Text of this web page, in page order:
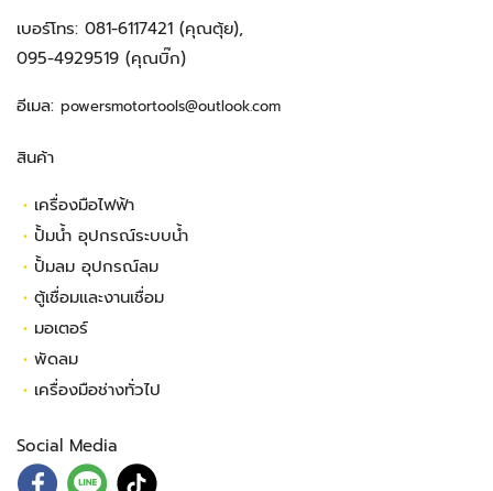
เบอร์โทร: 081-6117421 (คุณตุ้ย),
095-4929519 (คุณบิ๊ก)
อีเมล: powersmotortools@outlook.com
สินค้า
• เครื่องมือไฟฟ้า
• ปั้มน้ำ อุปกรณ์ระบบน้ำ
• ปั้มลม อุปกรณ์ลม
• ตู้เชื่อมและงานเชื่อม
• มอเตอร์
• พัดลม
• เครื่องมือช่างทั่วไป
Social Media